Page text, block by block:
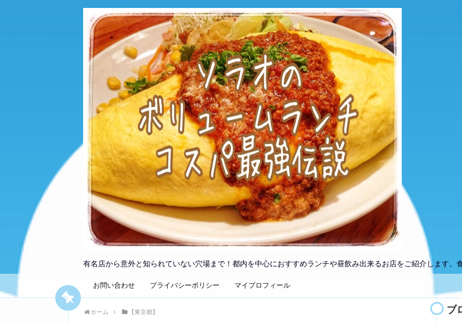
有名店から意外と知られていない穴場まで！都内を中心におすすめランチや昼飲み出来るお店をご紹介します。
お問い合わせ プライバシーポリシー マイプロフィール
ホーム 【東京都】 ブ